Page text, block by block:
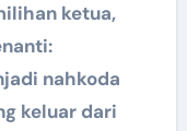
ketua,
nahkoda
keluar dari